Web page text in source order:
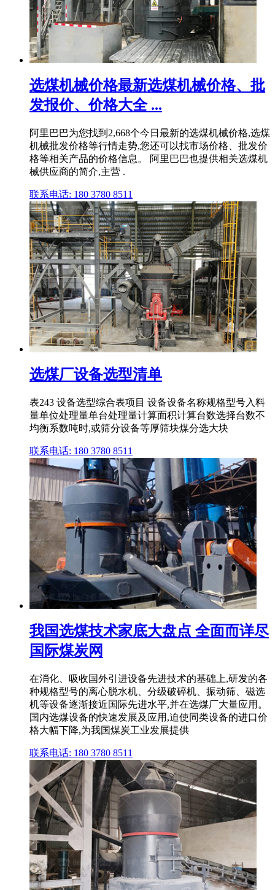
选煤机械价格最新选煤机械价格、批
发报价、价格大全 ...
阿里巴巴为您找到2,668个今日最新的选煤机械价格,选煤
机械批发价格等行情走势,您还可以找市场价格、批发价
格等相关产品的价格信息。 阿里巴巴也提供相关选煤机
械供应商的简介,主营 .
联系电话: 180 3780 8511
选煤厂设备选型清单
表243 设备选型综合表项目 设备设备名称规格型号入料
量单位处理量单台处理量计算面积计算台数选择台数不
均衡系数吨时,或筛分设备等厚筛块煤分选大块
联系电话: 180 3780 8511
我国选煤技术家底大盘点 全面而详尽
国际煤炭网
在消化、吸收国外引进设备先进技术的基础上,研发的各
种规格型号的离心脱水机、分级破碎机、振动筛、磁选
机等设备逐渐接近国际先进水平,并在选煤厂大量应用。
国内选煤设备的快速发展及应用,迫使同类设备的进口价
格大幅下降,为我国煤炭工业发展提供
联系电话: 180 3780 8511